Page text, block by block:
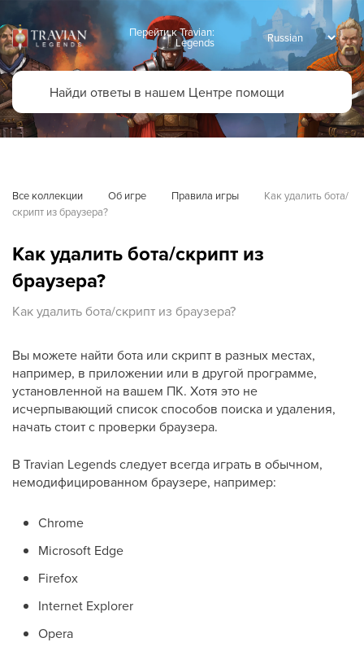
Перейти к Travian:
Legends
Все коллекции Об игре Правила игры
Как удалить бота/
скрипт из браузера?
Как удалить бота/скрипт из
браузера?
Как удалить бота/скрипт из браузера?
Вы можете найти бота или скрипт в разных местах,
например, в приложении или в другой программе,
установленной на вашем ПК. Хотя это не
исчерпывающий список способов поиска и удаления,
начать стоит с проверки браузера.
В Travian Legends следует всегда играть в обычном,
немодифицированном браузере, например:
Chrome
Microsoft Edge
Firefox
Internet Explorer
Opera